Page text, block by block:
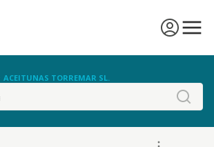
ACEITUNAS TORREMAR SL.